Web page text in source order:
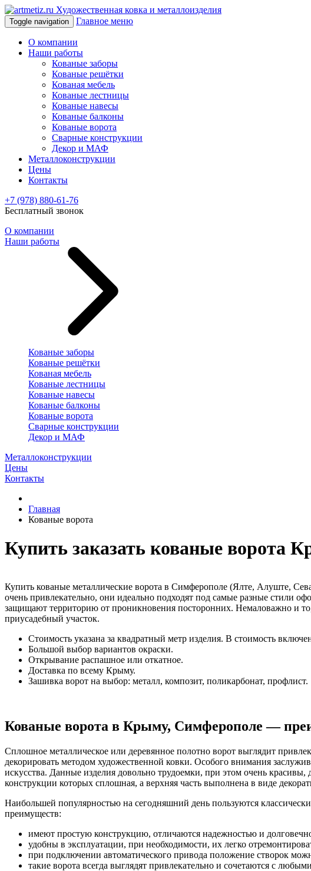
Художественная ковка и металлоизделия
Toggle navigation Главное меню
О компании
Наши работы
Кованые заборы
Кованые решётки
Кованая мебель
Кованые лестницы
Кованые навесы
Кованые балконы
Кованые ворота
Сварные конструкции
Декор и МАФ
Металлоконструкции
Цены
Контакты
+7 (978) 880-61-76
Бесплатный звонок
О компании
Наши работы
Кованые заборы
Кованые решётки
Кованая мебель
Кованые лестницы
Кованые навесы
Кованые балконы
Кованые ворота
Сварные конструкции
Декор и МАФ
Металлоконструкции
Цены
Контакты
Главная
Кованые ворота
Купить заказать кованые ворота
Купить кованые металлические ворота в Симферополе (Ялте, Алуште,
очень привлекательно, они идеально подходят под самые разные стили
защищают территорию от проникновения посторонних. Немаловажно и то,
приусадебный участок.
Стоимость указана за квадратный метр изделия. В стоимость
Большой выбор вариантов окраски.
Открывание распашное или откатное.
Доставка по всему Крыму.
Зашивка ворот на выбор: металл, композит, поликарбонат, профлист.
Кованые ворота в Крыму, Симферополе —
Сплошное металлическое или деревянное полотно ворот выглядит
декорировать методом художественной ковки. Особого внимания
искусства. Данные изделия довольно трудоемки, при этом очень
конструкции которых сплошная, а верхняя часть выполнена в виде
Наибольшей популярностью на сегодняшний день пользуются
преимуществ:
имеют простую конструкцию, отличаются надежностью и
удобны в эксплуатации, при необходимости, их легко
при подключении автоматического привода положение створок
такие ворота всегда выглядят привлекательно и сочетаются с